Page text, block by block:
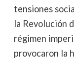
tensiones
la Revolución
régimen
provocaron la